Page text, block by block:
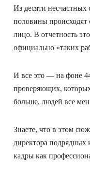
Из десяти несчастных
половины происходят
лицо. В отчетность
официально «таких
И все это — на фоне
проверяющих,
больше, людей все
Знаете, что в этом
директора подрядных
кадры как